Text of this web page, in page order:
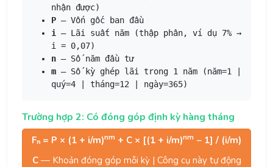
nhận được)
P — Vốn gốc ban đầu
i
— Lãi suất năm (thập phân, ví dụ 7% →
i = 0,07)
n — Số năm đầu tư
m — Số kỳ ghép lãi trong 1 năm (năm=1 |
quý=4 | tháng=12 | ngày=365)
Trường hợp 2: Có đóng góp định kỳ hàng tháng
Fₙ = P × (1 + i/m)nm + C × [(1 + i/m)nm − 1] / (i/m)
C— Khoản đóng góp mỗi kỳ | Công cụ này tự động